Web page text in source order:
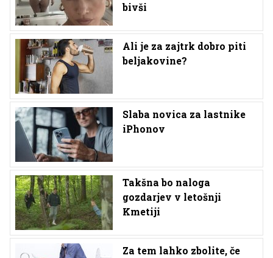
bivši
Ali je za zajtrk dobro piti
beljakovine?
Slaba novica za lastnike
iPhonov
Takšna bo naloga
gozdarjev v letošnji
Kmetiji
Za tem lahko zbolite, če